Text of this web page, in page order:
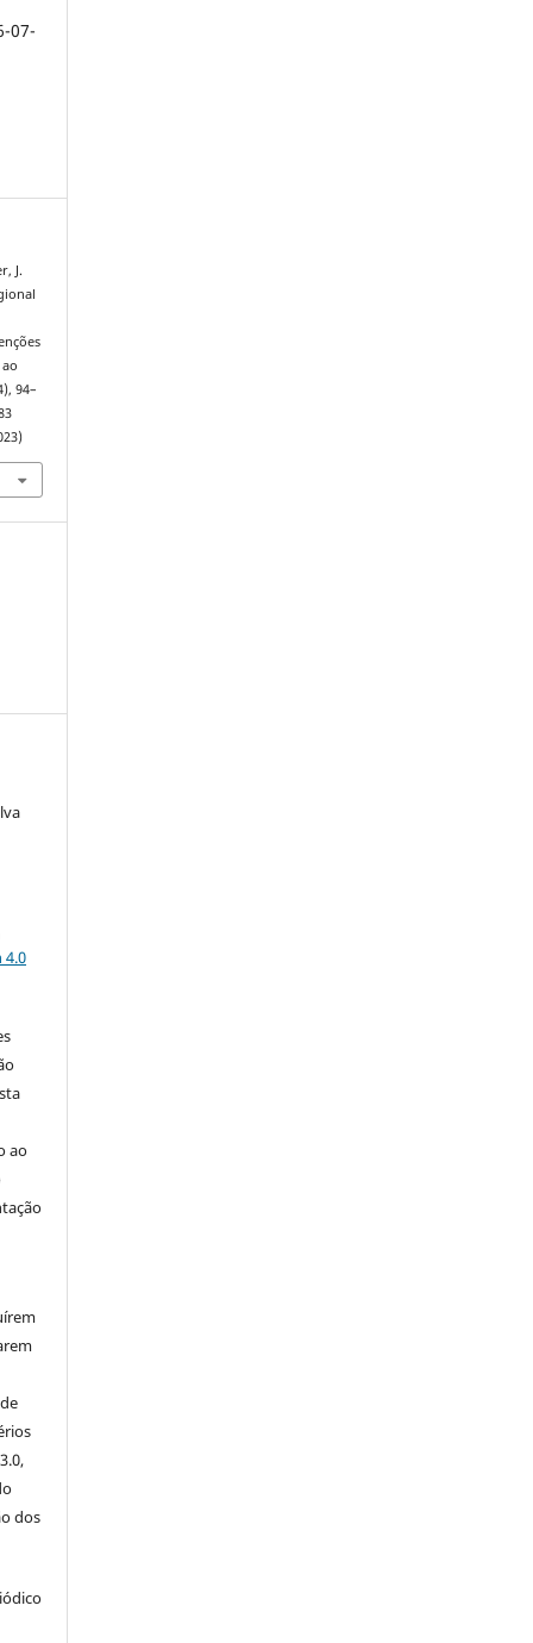
07-
J.
94–
4.0
ao
3.0,
dos